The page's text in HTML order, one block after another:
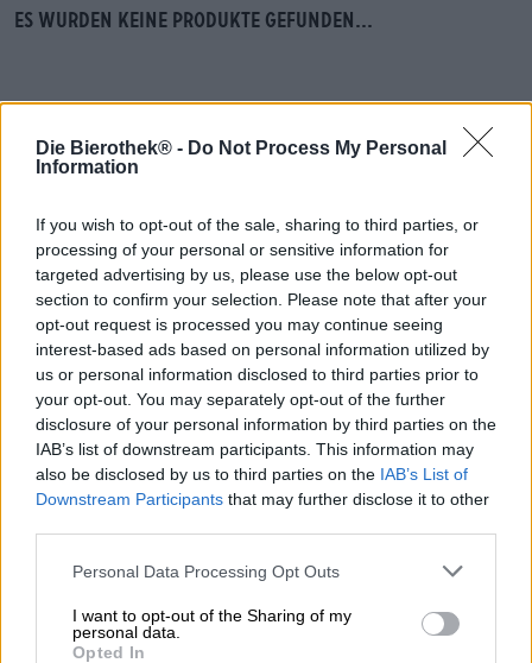
Die Bierothek® - Do Not Process My Personal
Information
If you wish to opt-out of the sale, sharing to third parties, or
processing of your personal or sensitive information for
targeted advertising by us, please use the below opt-out
section to confirm your selection. Please note that after your
opt-out request is processed you may continue seeing
interest-based ads based on personal information utilized by
us or personal information disclosed to third parties prior to
your opt-out. You may separately opt-out of the further
disclosure of your personal information by third parties on the
IAB’s list of downstream participants. This information may
also be disclosed by us to third parties on the IAB’s List of
Downstream Participants that may further disclose it to other
Personal Data Processing Opt Outs
I want to opt-out of the Sharing of my
personal data.
Opted In
Es wurden keine Produkte gefunden...
Hop on board!
Newsletter abonnieren
Über die Bierothek
Jobs / Karriere
Nachhaltigkeit
Soziales Engagement
Presse
Magazin
Downloads
Bierseminare